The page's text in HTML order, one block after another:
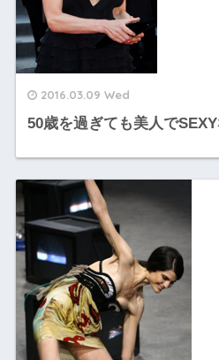
2016.03.09 Wed
50歳を過ぎても美人で